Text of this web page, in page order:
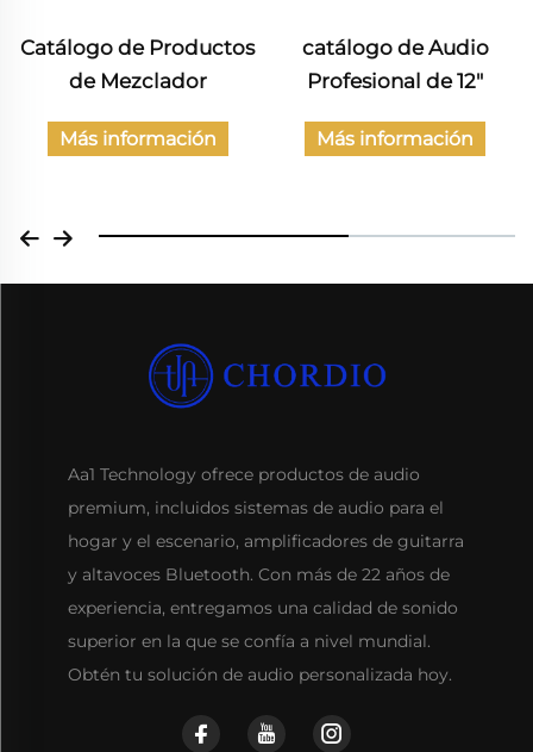
Catálogo de Productos
de Mezclador
Más información
catálogo de Audio
Profesional de 12"
Más información
Aa1 Technology ofrece productos de audio
premium, incluidos sistemas de audio para el
hogar y el escenario, amplificadores de guitarra
y altavoces Bluetooth. Con más de 22 años de
experiencia, entregamos una calidad de sonido
superior en la que se confía a nivel mundial.
Obtén tu solución de audio personalizada hoy.